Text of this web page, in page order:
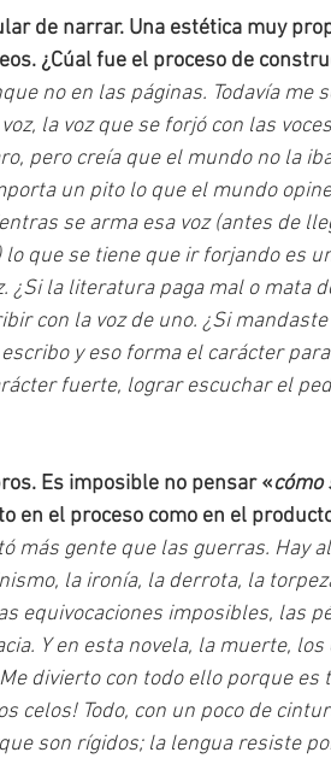
de narrar. Una estética muy
¿Cúal fue el proceso de
no en las páginas. Todavía me
la voz que se forjó con las
pero creía que el mundo no la
un pito lo que el mundo
se arma esa voz (antes de
que se tiene que ir forjando es
¿Si la literatura paga mal o mata
con la voz de uno. ¿Si
y eso forma el carácter
fuerte, lograr escuchar el
Es imposible no pensar «cómo
en el proceso como en el
más gente que las guerras. Hay
la ironía, la derrota, la
equivocaciones imposibles, las
Y en esta novela, la muerte,
divierto con todo ello porque es
celos! Todo, con un poco de
son rígidos; la lengua resiste